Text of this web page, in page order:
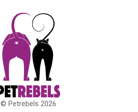
© Petrebels 2026